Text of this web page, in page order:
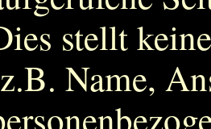
stellt
Name,